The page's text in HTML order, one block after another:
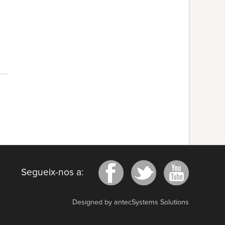
Segueix-nos a:
Designed by antecSystems Solutions